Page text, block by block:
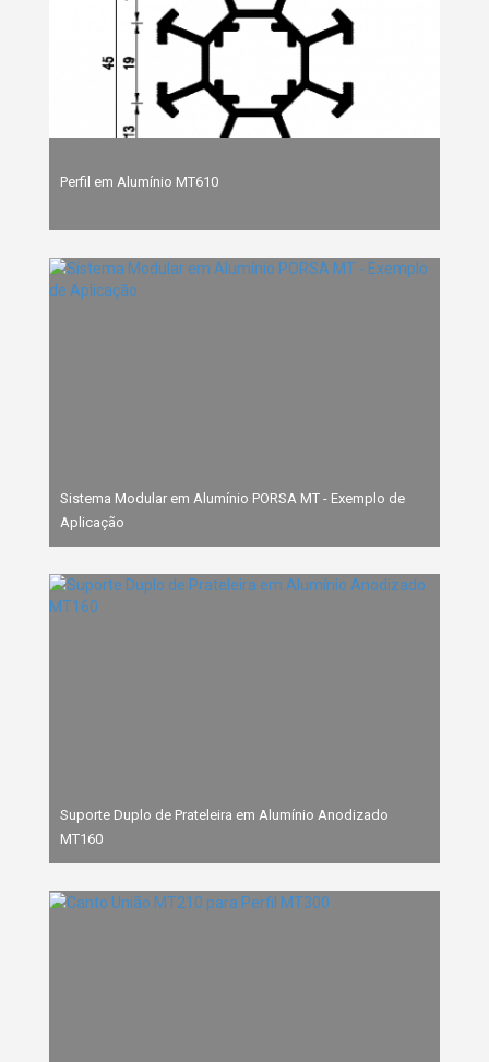
Perfil em Alumínio MT610
Sistema Modular em Alumínio PORSA MT - Exemplo de
Aplicação
Suporte Duplo de Prateleira em Alumínio Anodizado
MT160